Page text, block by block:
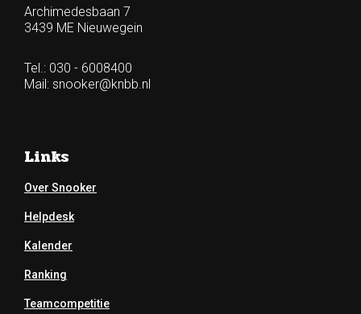
Archimedesbaan 7
3439 ME Nieuwegein
Tel.: 030 - 6008400
Mail: snooker@knbb.nl
Links
Over Snooker
Helpdesk
Kalender
Ranking
Teamcompetitie